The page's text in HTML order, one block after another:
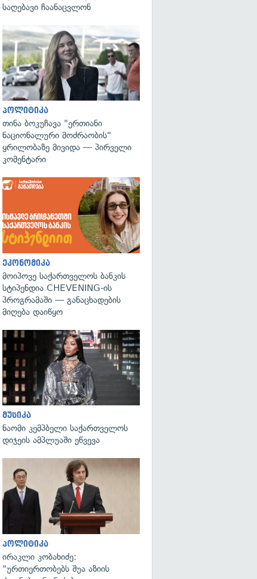
გადახედვა
საღებავი ჩაანაცვლონ
პოლიტიკა
თინა ბოკუჩავა "ერთიანი
ნაციონალური მოძრაობის"
ყრილობაზე მივიდა — პირველი
კომენტარი
ეკონომიკა
მოიპოვე საქართველოს ბანკის
სტიპენდია CHEVENING-ის
პროგრამაში — განაცხადების
მიღება დაიწყო
მუსიკა
ნაომი კემპბელი საქართველოს
დიჯეის ამპლუაში ეწვევა
პოლიტიკა
ირაკლი კობახიძე:
"ურთიერთობებს შუა აზიის